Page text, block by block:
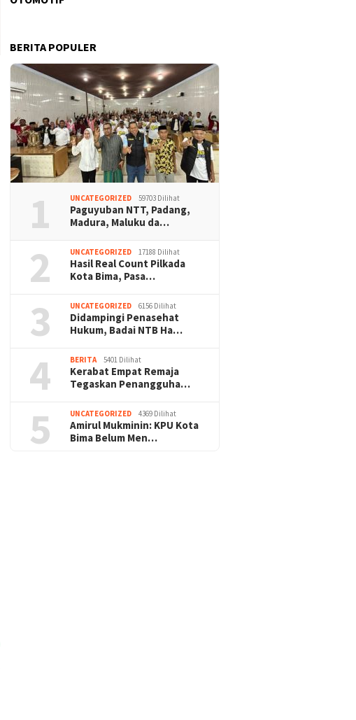
BERITA POPULER
1 UNCATEGORIZED 59703 Dilihat
Paguyuban NTT, Padang,
Madura, Maluku da…
2 UNCATEGORIZED 17188 Dilihat
Hasil Real Count Pilkada
Kota Bima, Pasa…
3 UNCATEGORIZED 6156 Dilihat
Didampingi Penasehat
Hukum, Badai NTB Ha…
4 BERITA 5401 Dilihat
Kerabat Empat Remaja
Tegaskan Penangguha…
5 UNCATEGORIZED 4369 Dilihat
Amirul Mukminin: KPU Kota
Bima Belum Men…